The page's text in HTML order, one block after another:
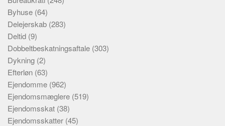
Byhuse (64)
Delejerskab (283)
Deltid (9)
Dobbeltbeskatningsaftale (303)
Dykning (2)
Efterløn (63)
Ejendomme (962)
Ejendomsmæglere (519)
Ejendomsskat (38)
Ejendomsskatter (45)